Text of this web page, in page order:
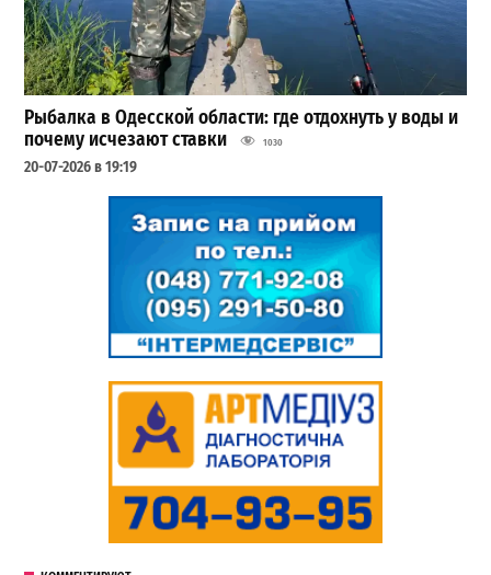
Рыбалка в Одесской области: где отдохнуть у воды и
почему исчезают ставки
1030
20-07-2026 в 19:19